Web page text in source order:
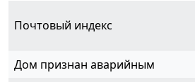
Почтовый индекс
Дом признан аварийным